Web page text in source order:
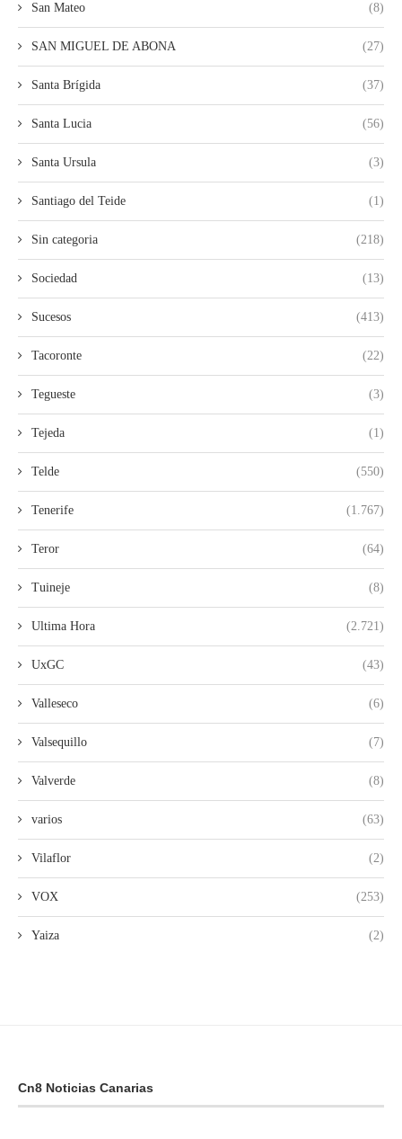
San Mateo (8)
SAN MIGUEL DE ABONA (27)
Santa Brígida (37)
Santa Lucia (56)
Santa Ursula (3)
Santiago del Teide (1)
Sin categoria (218)
Sociedad (13)
Sucesos (413)
Tacoronte (22)
Tegueste (3)
Tejeda (1)
Telde (550)
Tenerife (1.767)
Teror (64)
Tuineje (8)
Ultima Hora (2.721)
UxGC (43)
Valleseco (6)
Valsequillo (7)
Valverde (8)
varios (63)
Vilaflor (2)
VOX (253)
Yaiza (2)
Cn8 Noticias Canarias